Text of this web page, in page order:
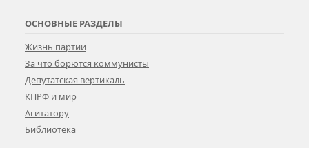
ОСНОВНЫЕ РАЗДЕЛЫ
Жизнь партии
За что борются коммунисты
Депутатская вертикаль
КПРФ и мир
Агитатору
Библиотека